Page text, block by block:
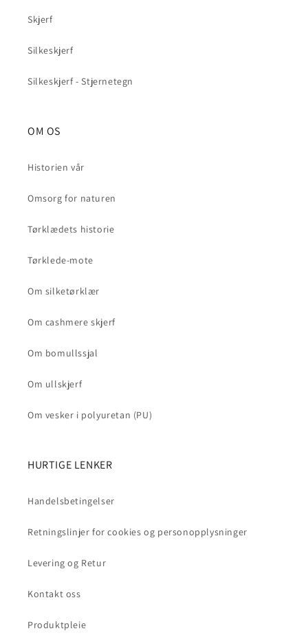
Skjerf
Silkeskjerf
Silkeskjerf - Stjernetegn
OM OS
Historien vår
Omsorg for naturen
Tørklædets historie
Tørklede-mote
Om silketørklær
Om cashmere skjerf
Om bomullssjal
Om ullskjerf
Om vesker i polyuretan (PU)
HURTIGE LENKER
Handelsbetingelser
Retningslinjer for cookies og personopplysninger
Levering og Retur
Kontakt oss
Produktpleie